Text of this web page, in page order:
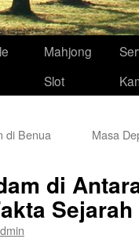
Mahjong
Slot
di Benua
Masa
di
Sejarah